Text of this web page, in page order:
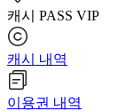
캐시 PASS VIP
캐시 내역
이용권 내역